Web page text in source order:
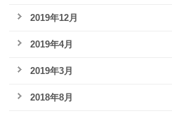
2019年12月
2019年4月
2019年3月
2018年8月